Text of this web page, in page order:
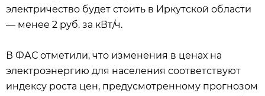
электричество будет стоить в Иркутской области
— менее 2 руб. за кВт/ч.
В ФАС отметили, что изменения в ценах на
электроэнергию для населения соответствуют
индексу роста цен, предусмотренному прогнозом